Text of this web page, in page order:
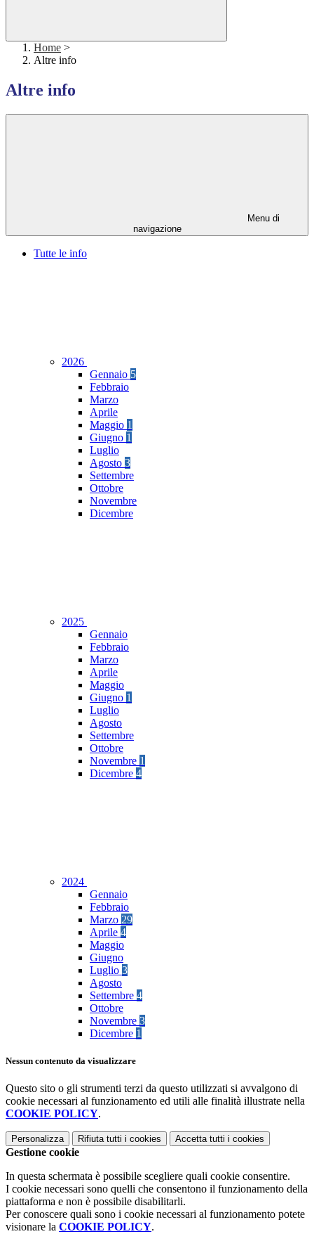
Home >
Altre info
Altre info
Menu di
navigazione
Tutte le info
2026
Gennaio 5
Febbraio
Marzo
Aprile
Maggio 1
Giugno 1
Luglio
Agosto 3
Settembre
Ottobre
Novembre
Dicembre
2025
Gennaio
Febbraio
Marzo
Aprile
Maggio
Giugno 1
Luglio
Agosto
Settembre
Ottobre
Novembre 1
Dicembre 4
2024
Gennaio
Febbraio
Marzo 29
Aprile 4
Maggio
Giugno
Luglio 3
Agosto
Settembre 4
Ottobre
Novembre 3
Dicembre 1
Nessun contenuto da visualizzare
Questo sito o gli strumenti terzi da questo utilizzati si avvalgono di
cookie necessari al funzionamento ed utili alle finalità illustrate nella
COOKIE POLICY.
Personalizza Rifiuta tutti i cookies Accetta tutti i cookies
Gestione cookie
In questa schermata è possibile scegliere quali cookie consentire.
I cookie necessari sono quelli che consentono il funzionamento della
piattaforma e non è possibile disabilitarli.
Per conoscere quali sono i cookie necessari al funzionamento potete
visionare la COOKIE POLICY.